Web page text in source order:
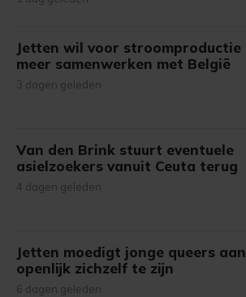
Jetten wil voor stroomproductie
meer samenwerken met België
3 dagen geleden
Van den Brink stuurt eventuele
asielzoekers vanuit Ceuta terug
4 dagen geleden
Jetten moedigt jonge queers aan
openlijk zichzelf te zijn
6 dagen geleden